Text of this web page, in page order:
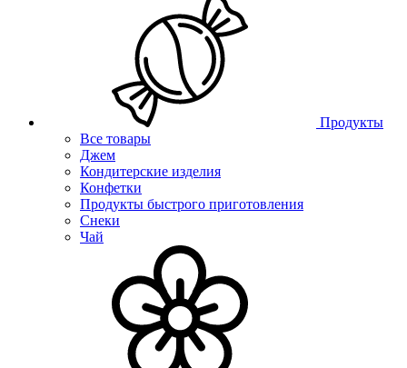
Продукты
Все товары
Джем
Кондитерские изделия
Конфетки
Продукты быстрого приготовления
Снеки
Чай